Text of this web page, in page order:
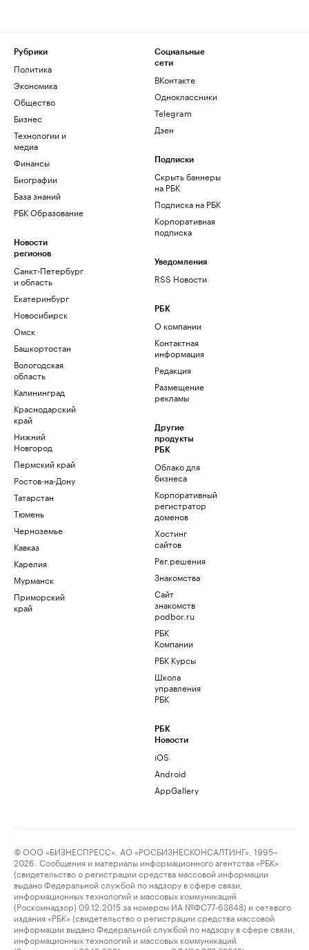
Рубрики
Политика
Экономика
Общество
Бизнес
Технологии и
медиа
Финансы
Биографии
База знаний
РБК Образование
Новости
регионов
Санкт-Петербург
и область
Екатеринбург
Новосибирск
Омск
Башкортостан
Вологодская
область
Калининград
Краснодарский
край
Нижний
Новгород
Пермский край
Ростов-на-Дону
Татарстан
Тюмень
Черноземье
Кавказ
Карелия
Мурманск
Приморский
край
Социальные
сети
ВКонтакте
Одноклассники
Telegram
Дзен
Подписки
Скрыть баннеры
на РБК
Подписка на РБК
Корпоративная
подписка
Уведомления
RSS Новости
РБК
О компании
Контактная
информация
Редакция
Размещение
рекламы
Другие
продукты
РБК
Облако для
бизнеса
Корпоративный
регистратор
доменов
Хостинг
сайтов
Рег.решения
Знакомства
Сайт
знакомств
podbor.ru
РБК
Компании
РБК Курсы
Школа
управления
РБК
РБК
Новости
iOS
Android
AppGallery
© ООО «БИЗНЕСПРЕСС», АО «РОСБИЗНЕСКОНСАЛТИНГ», 1995–
2026. Сообщения и материалы информационного агентства «РБК»
(свидетельство о регистрации средства массовой информации
выдано Федеральной службой по надзору в сфере связи,
информационных технологий и массовых коммуникаций
(Роскомнадзор) 09.12.2015 за номером ИА №ФС77-63848) и сетевого
издания «РБК» (свидетельство о регистрации средства массовой
информации выдано Федеральной службой по надзору в сфере связи,
информационных технологий и массовых коммуникаций